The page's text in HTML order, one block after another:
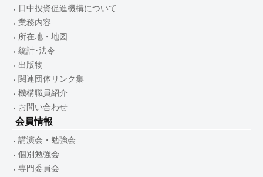
日中投資促進機構について
業務内容
所在地・地図
統計･法令
出版物
関連団体リンク集
機構職員紹介
お問い合わせ
会員情報
講演会・勉強会
個別勉強会
専門委員会